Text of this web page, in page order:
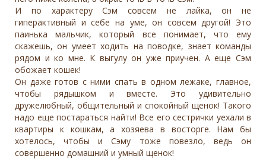
И по характеру Сэм совсем не лайка, он не
гиперактивный и себе на уме, он совсем другой! Это
паинька мальчик, который все понимает, что ему
скажешь, он умеет ходить на поводке, знает команды
рядом и ко мне. К выгулу он уже приучен. А еще Сэм
обожает кошек!
Он даже готов с ними спать в одном лежаке, главное,
чтобы рядышком и вместе. Это удивительно
дружелюбный, общительный и спокойный щенок! Такого
надо еще постараться найти! Все его сестрички уехали в
квартиры к кошкам, а хозяева в восторге. Нам бы
хотелось, чтобы и Сэму тоже повезло, ведь он
совершенно домашний и умный щенок!